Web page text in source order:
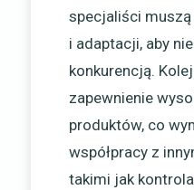
specjaliści
i adaptacji, aby
konkurencją.
zapewnienie
produktów, co
współpracy z
takimi jak